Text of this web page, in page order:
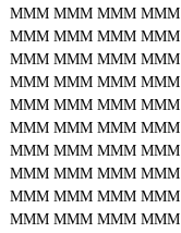
MMM MMM MMM MMM
MMM MMM MMM MMM
MMM MMM MMM MMM
MMM MMM MMM MMM
MMM MMM MMM MMM
MMM MMM MMM MMM
MMM MMM MMM MMM
MMM MMM MMM MMM
MMM MMM MMM MMM
MMM MMM MMM MMM